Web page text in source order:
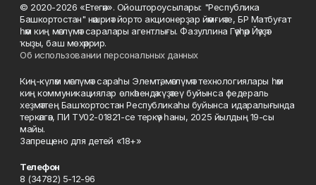
© 2020-2026 «Етегән». Ойоштороусылары: "Республика
Башкортостан" нәшриәт йорто акционерҙар йәмғиәте, БР Матбуғат
һәм киң мәғлүмәт саралары агентлығы. Фазуллина Гәүһәр Йәүҙәт
ҡыҙы, баш мөхәррир.
Об использовании персональных данных
Киң-күләм мәғлүмәт сараһы Элемтә, мәғлүмәт технологиялары һәм
киң коммуникациялар өлкәһендә күҙәтеү буйынса федераль
хеҙмәттең Башҡортостан Республикаһы буйынса идаралығында
теркәлгән, ПИ ТУ02-01821-се теркәү һаны, 2025 йылдың 19-сы
майы.
Запрещено для детей «18+»
Телефон
8 (34782) 5-12-96